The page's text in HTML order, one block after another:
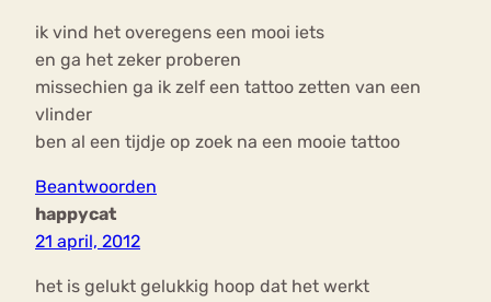
ik vind het overegens een mooi iets
en ga het zeker proberen
missechien ga ik zelf een tattoo zetten van een
vlinder
ben al een tijdje op zoek na een mooie tattoo
Beantwoorden
happycat
21 april, 2012
het is gelukt gelukkig hoop dat het werkt